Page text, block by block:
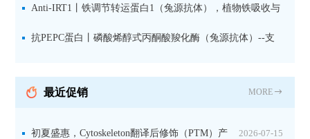
蛋白1-2的激活状态
Anti-IRT1丨铁调节转运蛋白1（兔源抗体），植物铁吸收与
微量元素代谢研究的关键工具
抗PEPC蛋白丨磷酸烯醇式丙酮酸羧化酶（兔源抗体）--支
最近促销 MORE
2026-07-15
初夏盛惠，Cytoskeleton翻译后修饰（PTM）产